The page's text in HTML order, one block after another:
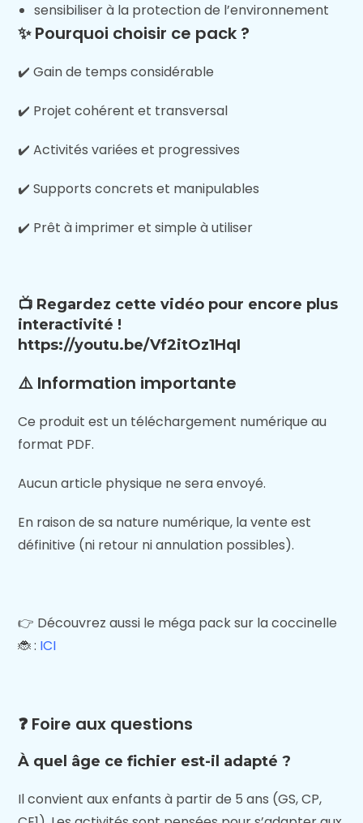
sensibiliser à la protection de l’environnement
✨ Pourquoi choisir ce pack ?
✔️ Gain de temps considérable
✔️ Projet cohérent et transversal
✔️ Activités variées et progressives
✔️ Supports concrets et manipulables
✔️ Prêt à imprimer et simple à utiliser
📺 Regardez cette vidéo pour encore plus
interactivité !
https://youtu.be/Vf2itOz1HqI
⚠️ Information importante
Ce produit est un téléchargement numérique au
format PDF.
Aucun article physique ne sera envoyé.
En raison de sa nature numérique, la vente est
définitive (ni retour ni annulation possibles).
👉 Découvrez aussi le méga pack sur la coccinelle
🐞 : ICI
❓ Foire aux questions
À quel âge ce fichier est-il adapté ?
Il convient aux enfants à partir de 5 ans (GS, CP,